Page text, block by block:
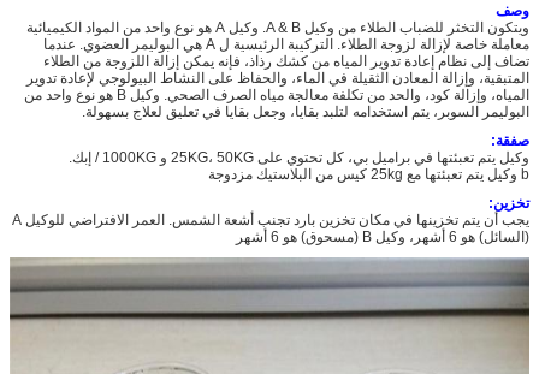
وصف
ويتكون التخثر للضباب الطلاء من وكيل A & B. وكيل A هو نوع واحد من المواد الكيميائية
معاملة خاصة لإزالة لزوجة الطلاء. التركيبة الرئيسية ل A هي البوليمر العضوي. عندما
تضاف إلى نظام إعادة تدوير المياه من كشك رذاذ، فإنه يمكن إزالة اللزوجة من الطلاء
المتبقية، وإزالة المعادن الثقيلة في الماء، والحفاظ على النشاط البيولوجي لإعادة تدوير
المياه، وإزالة كود، والحد من تكلفة معالجة مياه الصرف الصحي. وكيل B هو نوع واحد من
البوليمر السوبر، يتم استخدامه لتلبد بقايا، وجعل بقايا في تعليق لعلاج بسهولة.
صفقة:
وكيل يتم تعبئتها في براميل بي، كل تحتوي على 25KG، 50KG و 1000KG / إبك.
b وكيل يتم تعبئتها مع 25kg كيس من البلاستيك مزدوجة
تخزين:
يجب أن يتم تخزينها في مكان تخزين بارد تجنب أشعة الشمس. العمر الافتراضي للوكيل A
(السائل) هو 6 أشهر، وكيل B (مسحوق) هو 6 أشهر